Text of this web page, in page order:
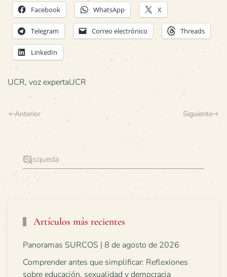
Facebook WhatsApp X
Telegram Correo electrónico Threads
LinkedIn
UCR, voz expertaUCR
Anterior Siguiente
Artículos más recientes
Panoramas SURCOS | 8 de agosto de 2026
Comprender antes que simplificar: Reflexiones
sobre educación, sexualidad y democracia